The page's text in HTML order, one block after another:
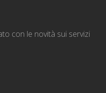
con le novità sui servizi